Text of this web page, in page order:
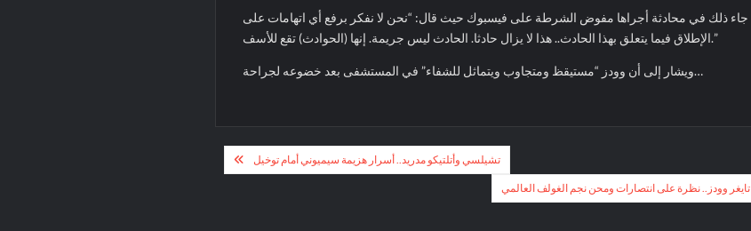
جاء ذلك في محادثة أجراها مفوض الشرطة على فيسبوك حيث قال: “نحن لا نفكر برفع أي اتهامات على
الإطلاق فيما يتعلق بهذا الحادث.. هذا لا يزال حادثا. الحادث ليس جريمة. إنها (الحوادث) تقع للأسف.”
ويشار إلى أن وودز “مستيقظ ومتجاوب ويتماثل للشفاء” في المستشفى بعد خضوعه لجراحة…
Post
navigation
تشيلسي وأتلتيكو مدريد.. أسرار هزيمة سيميوني أمام توخيل
تايغر وودز.. نظرة على انتصارات ومحن نجم الغولف العالمي